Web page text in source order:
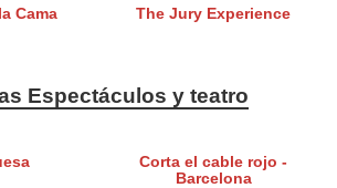
Cama The Jury Experience
Espectáculos y teatro
Corta el cable rojo -
Barcelona